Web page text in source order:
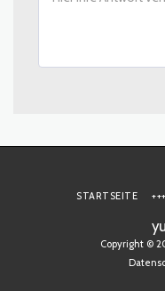
Copyright ©
STARTSEITE